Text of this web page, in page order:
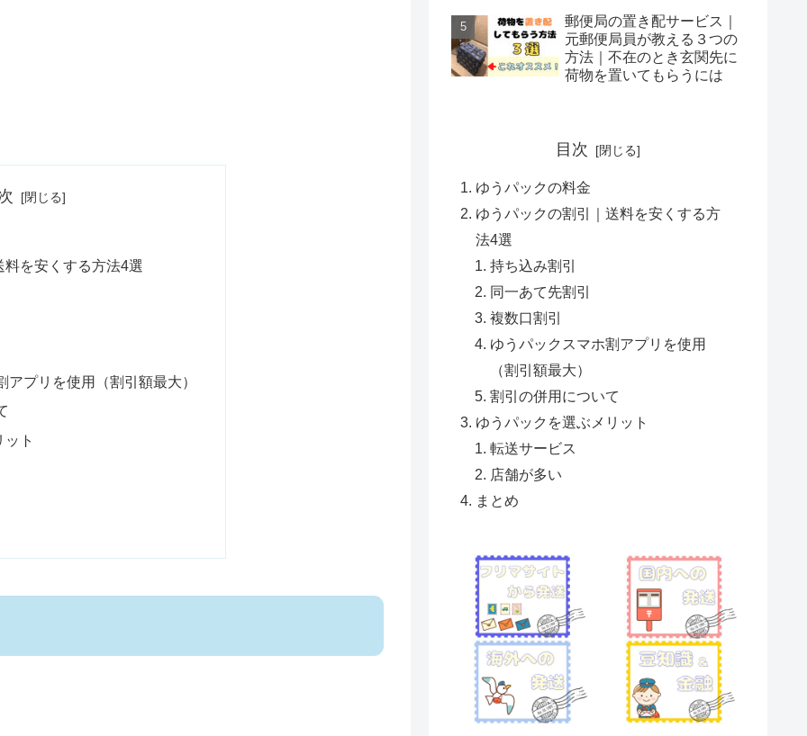
を安くする方法4選
アプリを使用（割引額最大）
ト
郵便局の置き配サービス｜
元郵便局員が教える３つの
方法｜不在のとき玄関先に
荷物を置いてもらうには
目次
ゆうパックの料金
ゆうパックの割引｜送料を安くする方
法4選
持ち込み割引
同一あて先割引
複数口割引
ゆうパックスマホ割アプリを使用
（割引額最大）
割引の併用について
ゆうパックを選ぶメリット
転送サービス
店舗が多い
まとめ